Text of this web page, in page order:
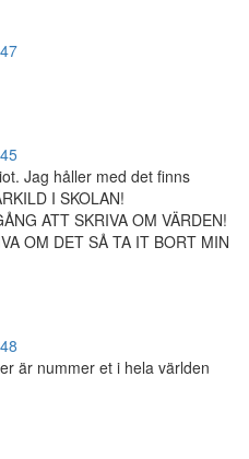
Jag håller med det finns
I SKOLAN!
ATT SKRIVA OM VÄRDEN!
OM DET SÅ TA IT BORT MIN
är nummer et i hela världen